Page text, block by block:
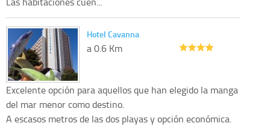
Hotel Cavanna
a 0.6 Km
Excelente opción para aquellos que han elegido la manga
del mar menor como destino.
A escasos metros de las dos playas y opción económica.